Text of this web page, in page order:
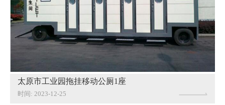
太原市工业园拖挂移动公厕1座
时间: 2023-12-25